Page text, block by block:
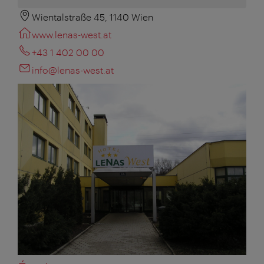
Wientalstraße 45, 1140 Wien
www.lenas-west.at
+43 1 402 00 00
info@lenas-west.at